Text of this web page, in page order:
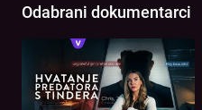
Odabrani dokumentarci